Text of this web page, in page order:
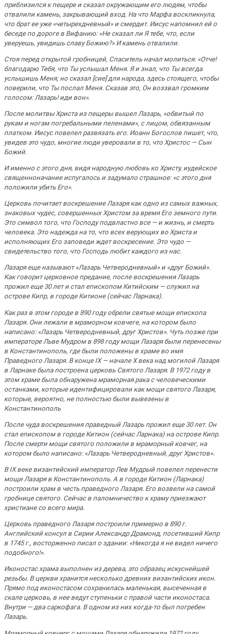
приблизился к пещере и сказал окружающим его людям, чтобы
отвалили камень, закрывающий вход. На что Марфа воскликнула,
что брат ее уже «четырехдневный» и смердит. Иисус напомнил ей о
беседе по дороге в Вифанию: «Не сказал ли Я тебе, что, если
уверуешь, увидишь славу Божию?» И камень отвалили.
Стоя перед открытой гробницей, Спаситель начал молиться: «Отче!
благодарю Тебя, что Ты услышал Меня. Я и знал, что Ты всегда
услышишь Меня; но сказал [сие] для народа, здесь стоящего, чтобы
поверили, что Ты послал Меня. Сказав это, Он воззвал громким
голосом: Лазарь! иди вон».
После молитвы Христа из пещеры вышел Лазарь, «обвитый по
рукам и ногам погребальными пеленами», с лицом, обвязанным
платком. Иисус повелел развязать его. Иоанн Богослов пишет, что,
увидев это чудо, многие люди уверовали в то, что Христос — Сын
Божий.
И именно с этого дня, видя народную любовь ко Христу, иудейское
священноначание испугалось и задумало страшное: «c этого дня
положили убить Его».
Церковь почитает воскрешение Лазаря как одно из самых важных,
знаковых чудес, совершенных Христом за время Его земного пути.
Это символ того, что Господу подвластно все — и жизнь, и смерть
человека. Это надежда на то, что всех верующих во Христа и
исполняющих Его заповеди ждет воскресение. Это чудо —
свидетельство того, что Господь любит каждого из нас.
Лазаря еще называют «Лазарь Четверодневный» и «друг Божий».
Как говорит церковное предание, после воскрешения Лазарь
прожил еще 30 лет и стал епископом Китийским — служил на
острове Кипр, в городе Китионе (сейчас Ларнака).
Как раз в этом городе в 890 году обрели святые мощи епископа
Лазаря. Они лежали в мраморном ковчеге, на котором было
написано: «Лазарь Четверодневный, друг Христов». Чуть позже при
императоре Льве Мудром в 898 году мощи Лазаря были перенесены
в Константинополь, где были положены в храме во имя
Праведного Лазаря. В конце IX — начале X века над могилой Лазаря
в Ларнаке была построена церковь Святого Лазаря. В 1972 году в
этом храме была обнаружена мраморная рака с человеческими
останками, которые идентифицировали как мощи святого Лазаря,
которые, вероятно, не полностью были вывезены в
Константинополь
После чуда воскрешения праведный Лазарь прожил еще 30 лет. Он
стал епископом в городе Китион (сейчас Ларнака) на острове Кипр.
После смерти мощи святого положили в мраморный ковчег, на
котором было написано: «Лазарь Четверодневный, друг Христов».
В IX веке византийский император Лев Мудрый повелел перенести
мощи Лазаря в Константинополь. А в городе Китион (Ларнака)
построили храм в честь праведного Лазаря. Его возвели на самой
гробнице святого. Сейчас в паломничество к храму приезжают
христиане со всего мира.
Церковь праведного Лазаря построили примерно в 890 г.
Английский консул в Сирии Александр Драмонд, посетивший Кипр
в 1745 г., восторженно писал о здании: «Никогда я не видел ничего
подобного!».
Иконостас храма выполнен из дерева, это образец искуснейшей
резьбы. В церкви хранится несколько древних византийских икон.
Прямо под иконостасом сохранилась маленькая, высеченная в
скале церковь, в нее ведут ступеньки с правой части иконостаса.
Внутри — два саркофага. В одном из них когда-то был погребен
Лазарь.